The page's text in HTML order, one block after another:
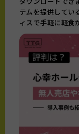
テムを提供してい
ィスで手軽に軽食